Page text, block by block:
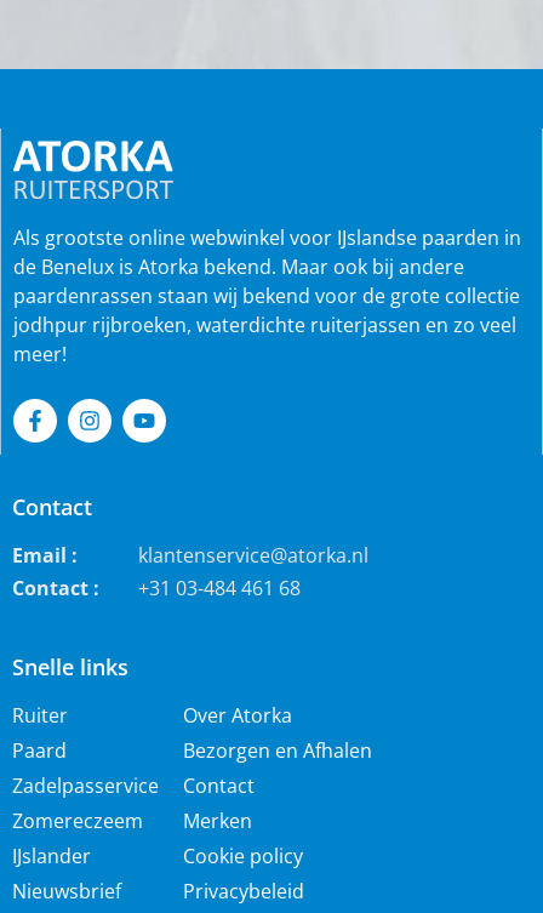
Snelle links
Ruiter
Paard
Zadelpasservice
Zomereczeem
IJslander
Nieuwsbrief
Over Atorka
Bezorgen en Afhalen
Contact
Merken
Cookie policy
Privacybeleid
Als grootste online webwinkel voor IJslandse paarden in
de Benelux is Atorka bekend. Maar ook bij andere
paardenrassen staan wij bekend voor de grote collectie
jodhpur rijbroeken, waterdichte ruiterjassen en zo veel
meer!
Contact
Email :
klantenservice@atorka.nl
Contact :
+31 03-484 461 68